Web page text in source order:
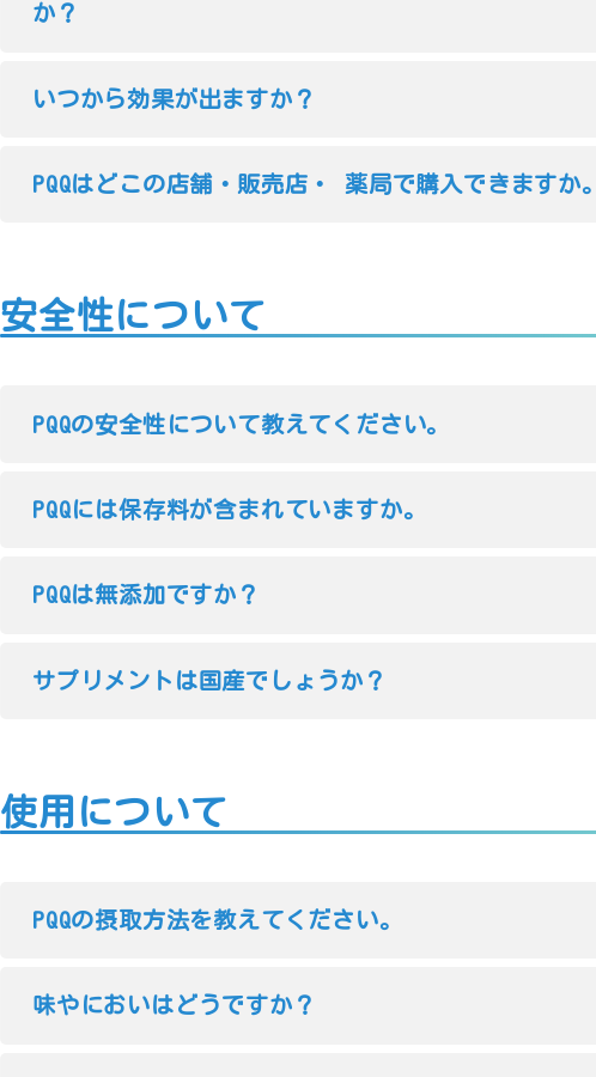
か？
いつから効果が出ますか？
PQQはどこの店舗・販売店・ 薬局で購入できますか。
安全性について
PQQの安全性について教えてください。
PQQには保存料が含まれていますか。
PQQは無添加ですか？
サプリメントは国産でしょうか？
使用について
PQQの摂取方法を教えてください。
味やにおいはどうですか？